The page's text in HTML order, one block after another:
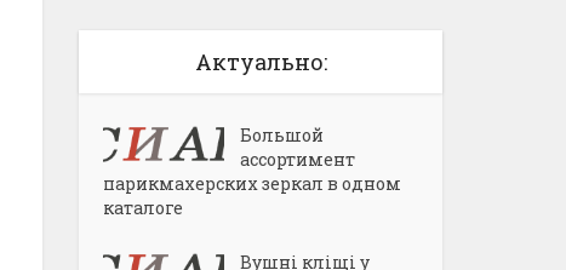
Актуально:
Большой
ассортимент
парикмахерских зеркал в одном
каталоге
Вушні кліщі у